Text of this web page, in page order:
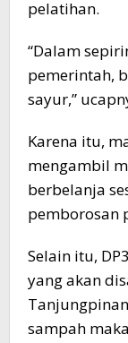
pelatihan.
“Dalam
pemerintah,
sayur,”
Karena itu,
mengambil
berbelanja
pemborosan
Selain itu,
yang akan
sampah